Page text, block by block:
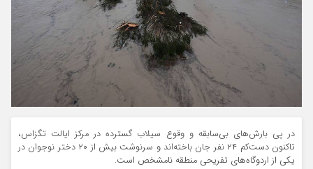
در پی بارش‌های بی‌سابقه و وقوع سیلاب گسترده در مرکز ایالت تگزاس،
تاکنون دست‌کم ۲۴ نفر جان باخته‌اند و سرنوشت بیش از ۲۰ دختر نوجوان در
یکی از اردوگاه‌های تفریحی منطقه نامشخص است.